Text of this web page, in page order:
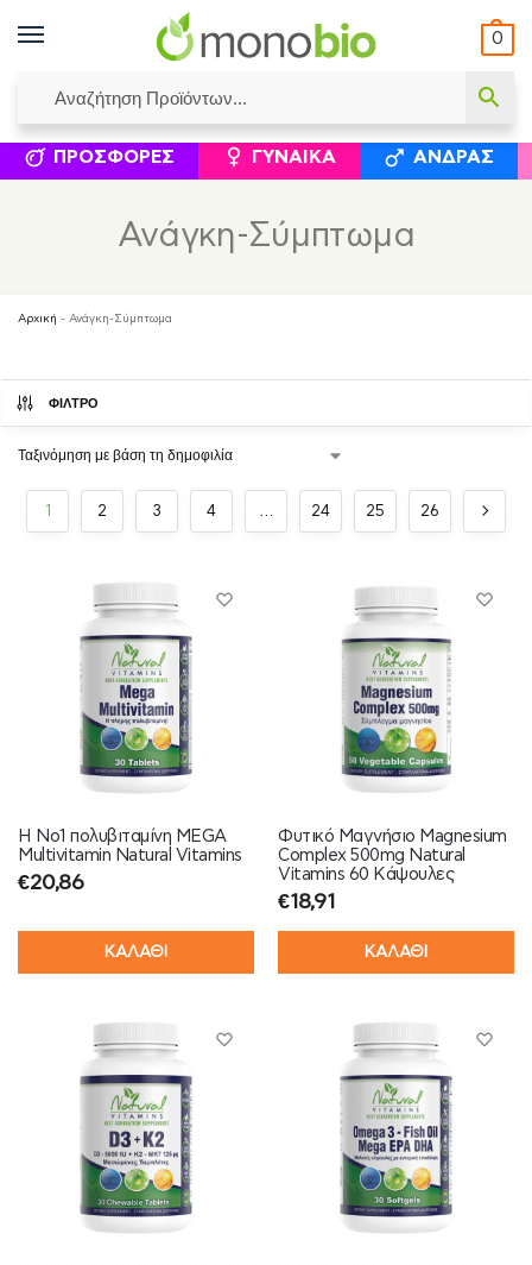
0
ΙΣΟΛΟΓΙΣΜΟΊ ΕΛΕΆΝΝΑ ΧΡΙΣΤΙΝΆΚΗ ΕΠΙΚΟΙΝΩΝΊΑ
ΣΥΜΠΛΗΡΏΜΑΤΑ ΔΙΑΤΡΟΦΉΣ ΦΥΣΙΚΆ
ΠΡΟΣΦΟΡΈΣ ΓΥΝΑΊΚΑ ΆΝΔΡΑΣ
Ανάγκη-Σύμπτωμα
Αρχική - Ανάγκη-Σύμπτωμα
ΦΙΛΤΡΟ
1 2 3 4 24 25 26
Η Νο1 πολυβιταμίνη MEGA
Multivitamin Natural Vitamins
€20,86
ΚΑΛΑΘΙ
Φυτικό Μαγνήσιο Magnesium
Complex 500mg Natural
Vitamins 60 Κάψουλες
€18,91
ΚΑΛΑΘΙ